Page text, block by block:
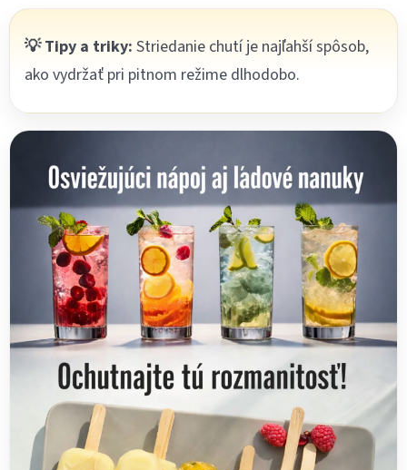
💡 Tipy a triky: Striedanie chutí je najľahší spôsob,
ako vydržať pri pitnom režime dlhodobo.